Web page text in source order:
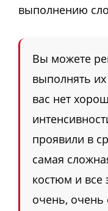
выполнению
Вы можете
выполнять
вас нет
проявили в
самая
костюм и все
очень, очень